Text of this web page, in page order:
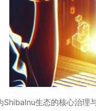
ShibaInu生态的核心治理